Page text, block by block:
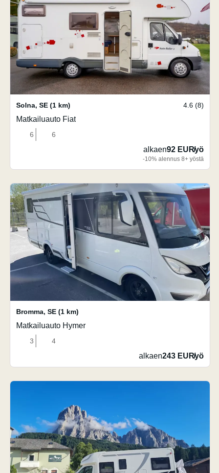
Solna, SE (1 km) 4.6 (8)
Matkailuauto Fiat
6 6
alkaen92 EUR/yö
-10% alennus 8+ yöstä
Bromma, SE (1 km)
Matkailuauto Hymer
3 4
alkaen243 EUR/yö